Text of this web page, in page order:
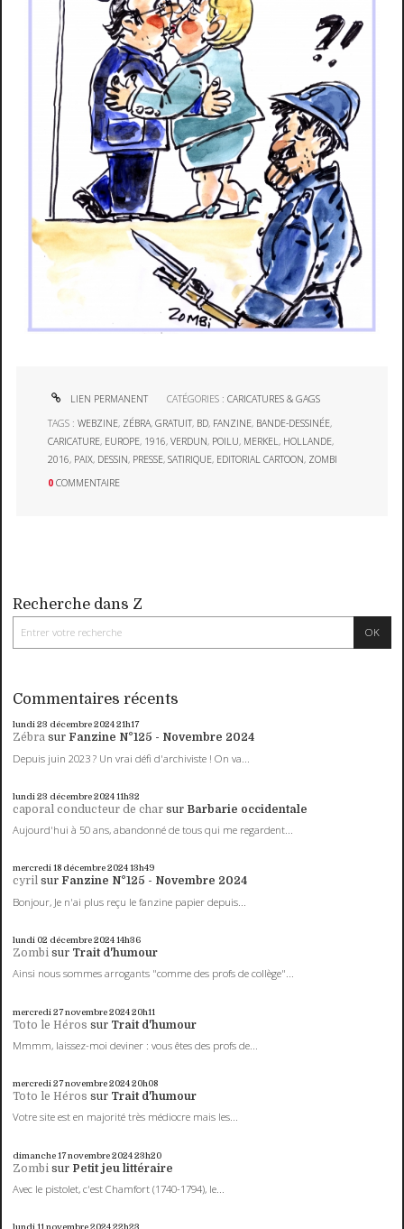
LIEN PERMANENT CATÉGORIES :CARICATURES & GAGS
TAGS :WEBZINE, ZÉBRA,GRATUIT, BD, FANZINE, BANDE-DESSINÉE,
CARICATURE, EUROPE, 1916,VERDUN, POILU, MERKEL , HOLLANDE,
2016, PAIX, DESSIN, PRESSE,SATIRIQUE, EDITORIAL CARTOON, ZOMBI
0 COMMENTAIRE
Recherche dans Z
Commentaires récents
lundi 23 décembre 202421h17
Zébra sur Fanzine N°125 - Novembre 2024
Depuis juin 2023 ? Un vrai défi d'archiviste ! On va...
lundi 23 décembre 202411h32
caporal conducteur de char sur Barbarie occidentale
Aujourd'hui à 50 ans, abandonné de tous qui me regardent...
mercredi 18 décembre 202413h49
cyril sur Fanzine N°125 - Novembre 2024
Bonjour, Je n'ai plus reçu le fanzine papier depuis...
lundi 02 décembre 202414h36
Zombi sur Trait d'humour
Ainsi nous sommes arrogants "comme des profs de collège"...
mercredi 27novembre 202420h11
Toto le Héros sur Trait d'humour
Mmmm, laissez-moi deviner : vous êtes des profs de...
mercredi 27novembre 202420h08
Toto le Héros sur Trait d'humour
Votre site est en majorité très médiocre mais les...
dimanche 17novembre 202423h20
Zombi sur Petit jeu littéraire
Avec le pistolet, c'est Chamfort (1740-1794), le...
lundi 11 novembre 202422h23